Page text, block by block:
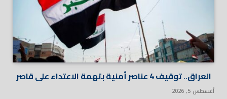
العراق.. توقيف 4 عناصر أمنية بتهمة الاعتداء على قاصر
أغسطس 5, 2026